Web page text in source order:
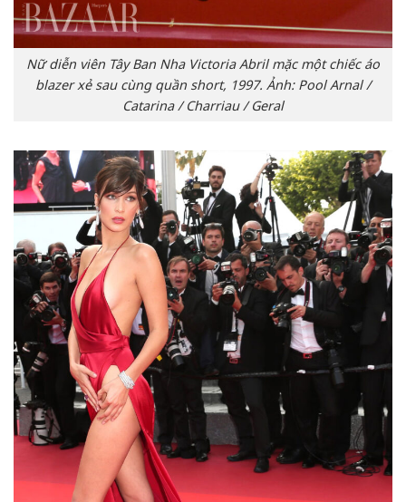
Nữ diễn viên Tây Ban Nha Victoria Abril mặc một chiếc áo
blazer xẻ sau cùng quần short, 1997. Ảnh: Pool Arnal /
Catarina / Charriau / Geral